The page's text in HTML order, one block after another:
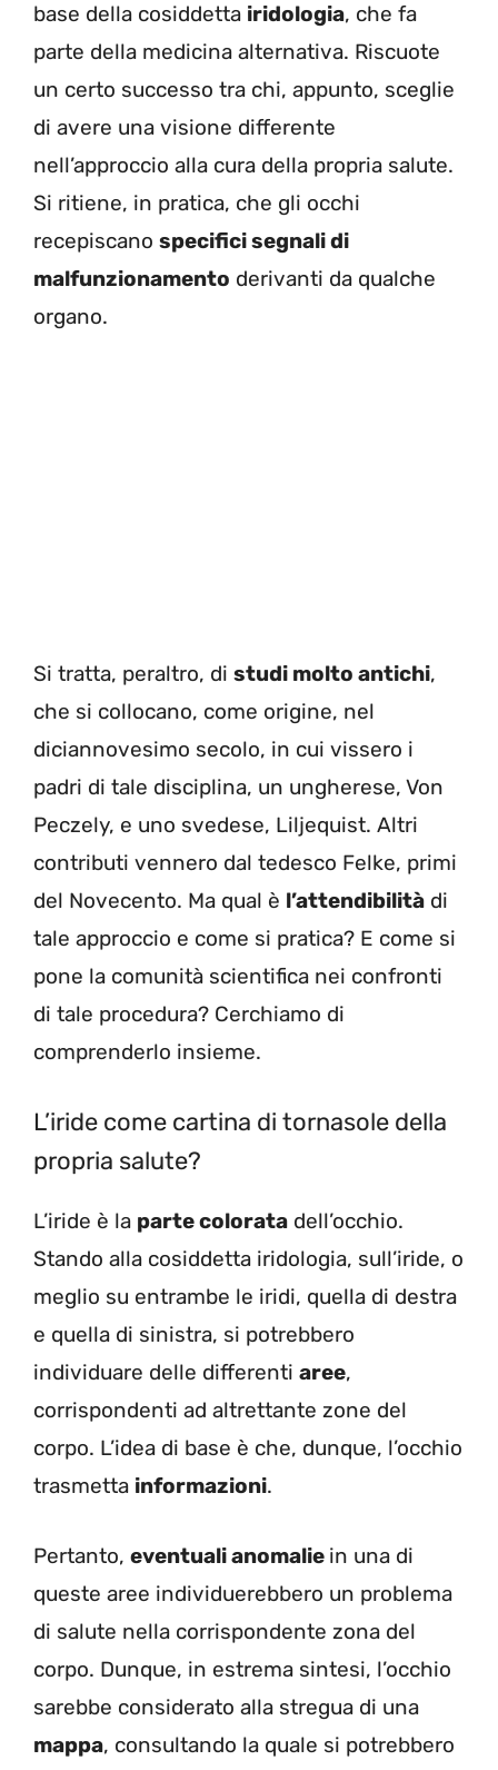
base della cosiddetta iridologia, che fa
parte della medicina alternativa. Riscuote
un certo successo tra chi, appunto, sceglie
di avere una visione differente
nell’approccio alla cura della propria salute.
Si ritiene, in pratica, che gli occhi
recepiscano specifici segnali di
malfunzionamento derivanti da qualche
organo.
Si tratta, peraltro, di studi molto antichi,
che si collocano, come origine, nel
diciannovesimo secolo, in cui vissero i
padri di tale disciplina, un ungherese, Von
Peczely, e uno svedese, Liljequist. Altri
contributi vennero dal tedesco Felke, primi
del Novecento. Ma qual è l’attendibilità di
tale approccio e come si pratica? E come si
pone la comunità scientifica nei confronti
di tale procedura? Cerchiamo di
comprenderlo insieme.
L’iride come cartina di tornasole della
propria salute?
L’iride è la parte colorata dell’occhio.
Stando alla cosiddetta iridologia, sull’iride, o
meglio su entrambe le iridi, quella di destra
e quella di sinistra, si potrebbero
individuare delle differenti aree,
corrispondenti ad altrettante zone del
corpo. L’idea di base è che, dunque, l’occhio
trasmetta informazioni.
Pertanto, eventuali anomalie in una di
queste aree individuerebbero un problema
di salute nella corrispondente zona del
corpo. Dunque, in estrema sintesi, l’occhio
sarebbe considerato alla stregua di una
mappa, consultando la quale si potrebbero